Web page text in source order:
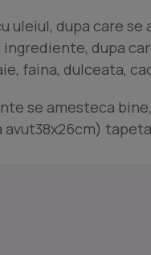
uleiul, dupa care
dupa
faina, dulceata,
se amesteca
avut38x26cm)